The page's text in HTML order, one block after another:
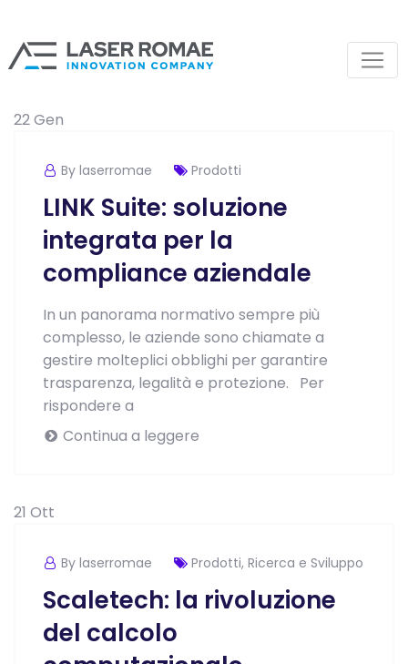
22Gen
By laserromae Prodotti
LINK Suite: soluzione
integrata per la
compliance aziendale
In un panorama normativo sempre più
complesso, le aziende sono chiamate a
gestire molteplici obblighi per garantire
trasparenza, legalità e protezione. Per
rispondere a
Continua a leggere
21 Ott
By laserromae Prodotti, Ricerca e Sviluppo
Scaletech: la rivoluzione
del calcolo